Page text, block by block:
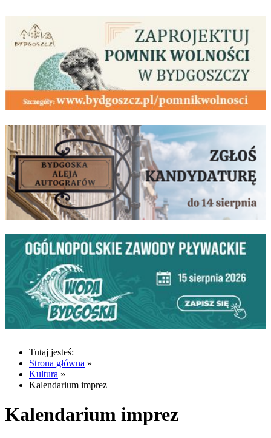
Tutaj jesteś:
Strona główna »
Kultura »
Kalendarium imprez
Kalendarium imprez